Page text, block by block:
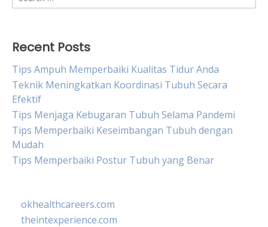
for:
Recent Posts
Tips Ampuh Memperbaiki Kualitas Tidur Anda
Teknik Meningkatkan Koordinasi Tubuh Secara
Efektif
Tips Menjaga Kebugaran Tubuh Selama Pandemi
Tips Memperbaiki Keseimbangan Tubuh dengan
Mudah
Tips Memperbaiki Postur Tubuh yang Benar
okhealthcareers.com
theintexperience.com